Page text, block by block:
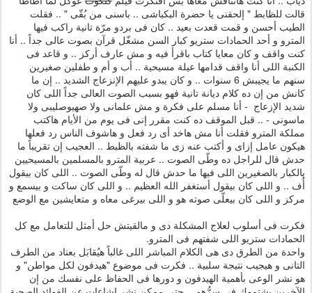
قالت للظابط " إلحقنى يا حضرة البكباشى .. باسنى من بُقّى " .. فقلت
الطيب أحسن و قمت قعدت بعيد .. كان فى بردو مرّة تانية راكب فيها
المترو و أحد الحمادات ستريو كبار السن مشغّل قرآن بصوت عالى جداً .. أنا
كنت واقف و كان معايا كتاب باقرأ فيه و مش عارف أركز .. و قاعد فى
الكنبة اللى أنا واقف قدامها عيلة مسيحية .. أب و أم و طفلين صغيرين
سنهم ما يجيبش 6 سنوات .. و كان يبدو عليهم الإنزعاج الشديد .. إن ما
كانش من إن ده كلام ديانة تانية فهو بسبب الصوت العالى جداً اللى كان
شديد الإزعاج - أنا مسلم على فكرة و مش علمانى ولا صهيوصليبى ولا
ماسونى - .. قبل الموقف ده كنت مقرر إنى فى يوم من الأيام هاكتب
مملكة المترو فقلت أنا مش هاخد أى رد فعل و هاشوف الناس رد فعلها
هيكون عامل إزاى و أكتب عنه زى ما شفته بالظبط .. العجيب إن تقريباً ما
حدش قال للراجل ده وطّى الصوت .. عربية المترو بالمسلمين بالمسيحيين
بالكبار بالصغيرين اللى فيها ما حدش قال له وطّى الصوت .. اللى كان بيقول
أُف .. و اللى كان بيقول أستغفر الله العظيم .. و اللى كان ساكت و بيسمع و
مركز و اللى كان بيعلّى صوته هو و اللى بيرغى معاه و متعايشين مع الوضع
فكرت فى أسلوب لعلاج المشكلة دى و مالقيتش حل أمثل للتعامل مع كل
الحمادات ستريو اللى شفتهم فى المترو.
واحدة من الطرق دى هى الكلام المباشر اللى غالباً هيُقابَل بعناد من الطرف
التانى و هيجيب نتيجة سلبية .. فكرت فى موضوع "هيدفون لكل مواطن" و
هو نشر الوعى بأهمية الهيدفون و دورها فى الحفاظ على نفسك من إن